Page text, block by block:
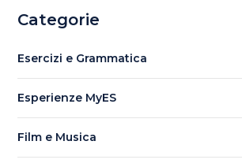
Categorie
Esercizi e Grammatica
Esperienze MyES
Film e Musica